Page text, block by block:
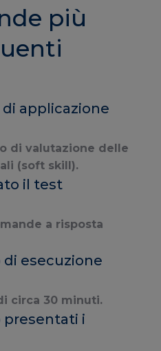
più
applicazione
di valutazione delle
(soft skill).
il test
a risposta
esecuzione
circa 30 minuti.
presentati i